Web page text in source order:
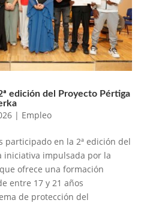
edición del Proyecto Pértiga
| Empleo
participado en la 2ª edición del
iniciativa impulsada por la
ofrece una formación
entre 17 y 21 años
de protección del